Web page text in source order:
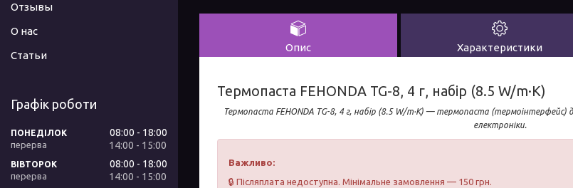
Опис Характеристики
Термопаста FEHONDA TG-8, 4 г, набір (8.5 W/m·K)
Термопаста FEHONDA TG-8, 4 г, набір (8.5 W/m·K) — термопаста (термоінтерфейс)
електроніки.
Важливо:
🔒 Післяплата недоступна. Мінімальне замовлення — 150 грн.
Отзывы
О нас
Статьи
Графік роботи
ПОНЕДІЛОК 08:00
18:00
14:00
15:00
ВІВТОРОК 08:00
18:00
14:00
15:00